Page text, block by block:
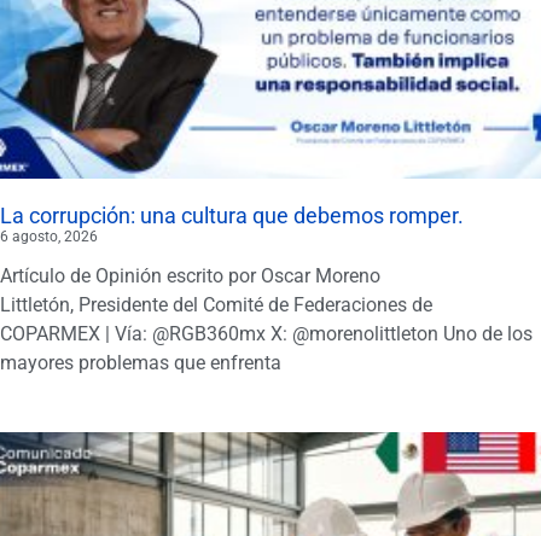
La corrupción: una cultura que debemos romper.
6 agosto, 2026
Artículo de Opinión escrito por Oscar Moreno
Littletón, Presidente del Comité de Federaciones de
COPARMEX | Vía: @RGB360mx X: @morenolittleton Uno de los
mayores problemas que enfrenta